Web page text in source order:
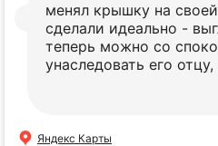
менял крышку на
сделали идеально -
теперь можно со
унаследовать его
Яндекс Карты